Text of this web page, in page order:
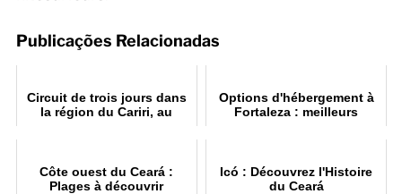
Publicações Relacionadas
Circuit de trois jours dans
la région du Cariri, au
Options d'hébergement à
Fortaleza : meilleurs
Côte ouest du Ceará :
Plages à découvrir
Icó : Découvrez l'Histoire
du Ceará